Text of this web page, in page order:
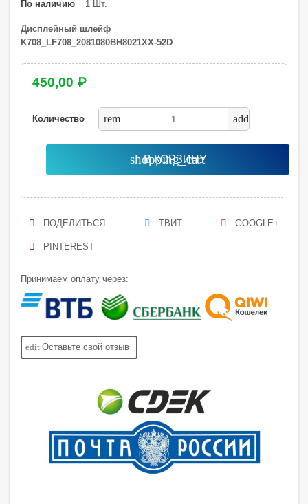
По наличию
1 Шт.
Дисплейный шлейф
K708_LF708_2081080BH8021XX-52D
450,00 ₽
Количество remove add
shopping_cart
В КОРЗИНУ
ПОДЕЛИТЬСЯ ТВИТ GOOGLE+
PINTEREST
Принимаем оплату через:
edit Оставьте свой отзыв